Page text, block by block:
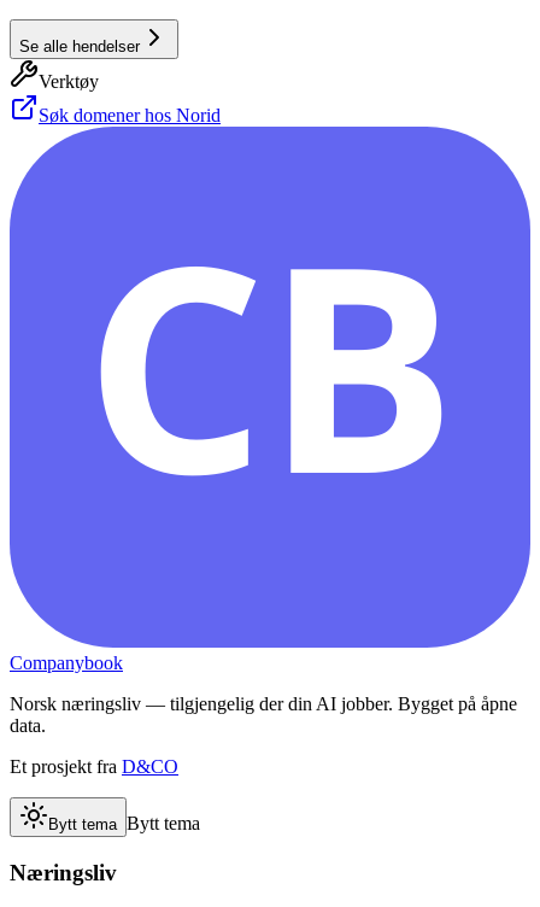
Se alle hendelser
Verktøy
Søk domener hos Norid
CB
Companybook
Norsk næringsliv — tilgjengelig der din AI jobber. Bygget på åpne
data.
Et prosjekt fra D&CO
Bytt tema Bytt tema
Næringsliv